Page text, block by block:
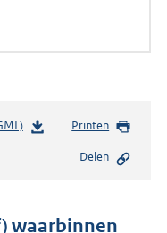
b
n
Printen
Delen
waarbinnen